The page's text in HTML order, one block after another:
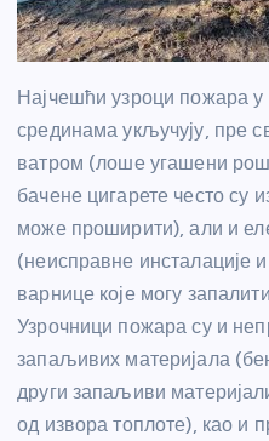
Најчешћи узроци пожара
срединама укључују, пре
ватром (лоше угашени
бачене цигарете често су
може проширити), али и
(неисправне инсталације
варнице које могу
Узрочници пожара су и
запаљивих материјала
други запаљиви
од извора топлоте), као и